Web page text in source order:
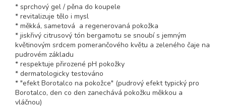
* sprchový gel / pěna do koupele
* revitalizuje tělo i mysl
* měkká, sametová a regenerovaná pokožka
* jiskřivý citrusový tón bergamotu se snoubí s jemným
květinovým srdcem pomerančového květu a zeleného čaje na
pudrovém základu
* respektuje přirozené pH pokožky
* dermatologicky testováno
* "efekt Borotalco na pokožce" (pudrový efekt typický pro
Borotalco, den co den zanechává pokožku měkkou a
vláčnou)